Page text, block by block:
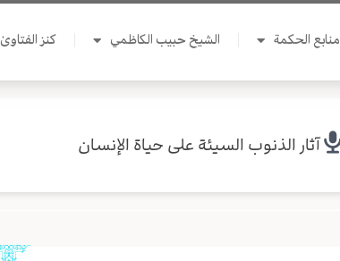
منابع الحكمة الشيخ حبيب الكاظمي كنز الفتاوىٰ
آثار الذنوب السيئة على حياة الإنسان